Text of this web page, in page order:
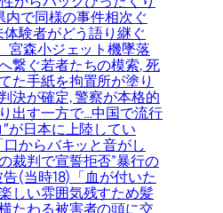
内で同様の事件相次ぐ
験者がどう語り継ぐ
宮森小ジェット機墜落
繋ぐ若者たちの模索, 死
た手紙を拘置所が塗り
決が確定, 警察が本格的
出す一方で…中国で流行
が日本に上陸してい
からバキッと音がし
裁判で宣誓拒否”暴行の
(当時18)「血が付いた
しい雰囲気残すため髪
たわる被害者の頭に交